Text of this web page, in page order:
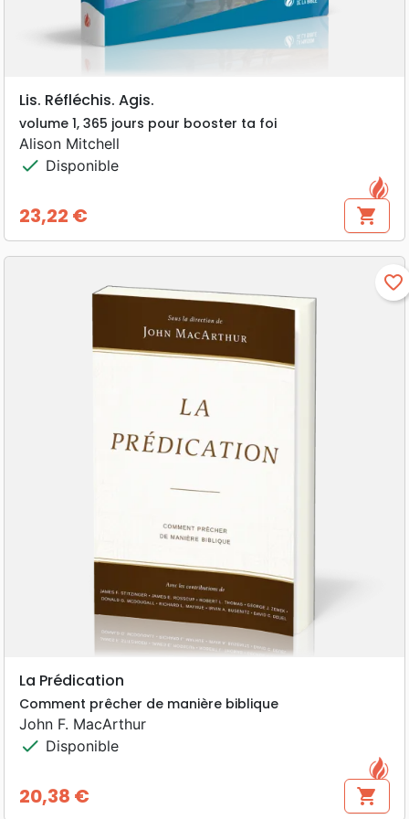
Lis. Réfléchis. Agis.
volume 1, 365 jours pour booster ta foi
Alison Mitchell
check Disponible
Prix
23,22 € shopping_cart
favorite_border
La Prédication
Comment prêcher de manière biblique
John F. MacArthur
check Disponible
Prix
20,38 € shopping_cart